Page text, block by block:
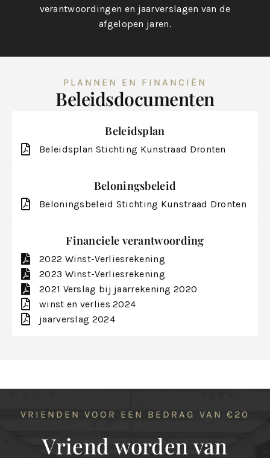
verantwoordingen en jaarverslagen van de
afgelopen jaren.
PLANNEN EN FINANCIËN
Beleidsdocumenten
Beleidsplan
Beleidsplan Stichting Kunstraad Dronten
Beloningsbeleid
Beloningsbeleid Stichting Kunstraad Dronten
Financiele verantwoording
2022 Winst-Verliesrekening
2023 Winst-Verliesrekening
2021 Verslag bij jaarrekening 2020
winst en verlies 2024
jaarverslag 2024
VRIENDEN VOOR EEN BEDRAG VAN €20
Vriend worden van